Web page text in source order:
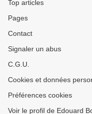
Top articles
Pages
Contact
Signaler un abus
C.G.U.
Cookies et données
Préférences cookies
Voir le profil de Edouard